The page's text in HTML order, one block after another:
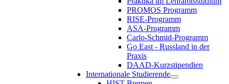
PROMOS Programm
RISE-Programm
ASA-Programm
Carlo-Schmid-Programm
Go East - Russland in der
Praxis
DAAD-Kurzstipendien
Internationale Studierende